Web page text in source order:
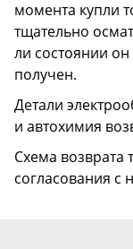
момента купли
тщательно
ли состоянии
получен.
Детали
и автохимия
Схема возврата
согласования